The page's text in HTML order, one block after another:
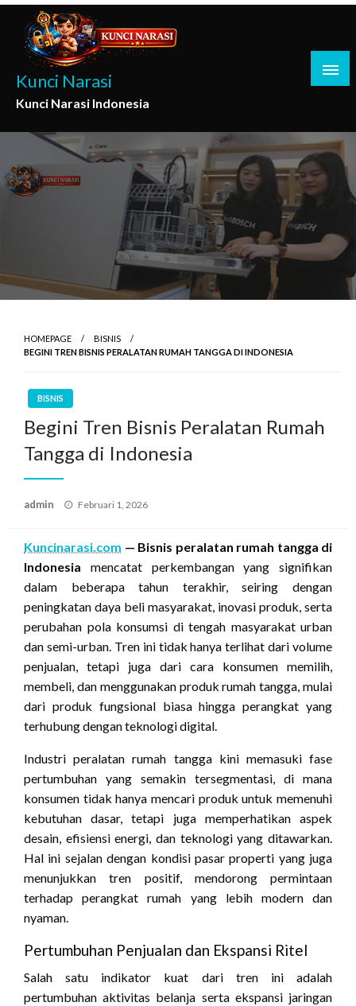
Skip
content
Kunci Narasi
Kunci Narasi Indonesia
HOMEPAGE
BISNIS
BEGINI TREN BISNIS PERALATAN RUMAH TANGGA DI INDONESIA
BISNIS
Begini Tren Bisnis Peralatan Rumah
Tangga di Indonesia
admin
Posted
Februari 1, 2026
Kuncinarasi.com — Bisnis peralatan rumah tangga di
Indonesia mencatat perkembangan yang signifikan
dalam beberapa tahun terakhir, seiring dengan
peningkatan daya beli masyarakat, inovasi produk, serta
perubahan pola konsumsi di tengah masyarakat urban
dan semi-urban. Tren ini tidak hanya terlihat dari volume
penjualan, tetapi juga dari cara konsumen memilih,
membeli, dan menggunakan produk rumah tangga, mulai
dari produk fungsional biasa hingga perangkat yang
terhubung dengan teknologi digital.
Industri peralatan rumah tangga kini memasuki fase
pertumbuhan yang semakin tersegmentasi, di mana
konsumen tidak hanya mencari produk untuk memenuhi
kebutuhan dasar, tetapi juga memperhatikan aspek
desain, efisiensi energi, dan teknologi yang ditawarkan.
Hal ini sejalan dengan kondisi pasar properti yang juga
menunjukkan tren positif, mendorong permintaan
terhadap perangkat rumah yang lebih modern dan
nyaman.
Pertumbuhan Penjualan dan Ekspansi Ritel
Salah satu indikator kuat dari tren ini adalah
pertumbuhan aktivitas belanja serta ekspansi jaringan